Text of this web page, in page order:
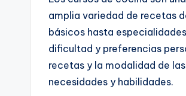
amplia variedad de recetas
básicos hasta
dificultad y preferencias
recetas y la modalidad de
necesidades y habilidades.